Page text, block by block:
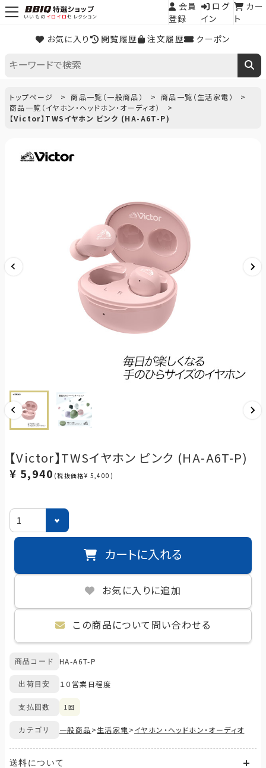
いいものイロイロセレクション
お気に入り 閲覧履歴 注文履歴 クーポン
会員
登録
ログ
イン
カー
ト
トップページ 商品一覧（一般商品）
商品一覧（生活家電）
商品一覧（イヤホン・ヘッドホン・オーディオ）
【Victor】TWSイヤホン ピンク (HA-A6T-P)
【Victor】TWSイヤホン ピンク (HA-A6T-P)
¥ 5,940 (税抜価格¥ 5,400)
カートに入れる
お気に入りに追加
この商品について問い合わせる
商品コード HA-A6T-P
出荷目安 １０営業日程度
支払回数 1回
カテゴリ 一般商品>生活家電>イヤホン・ヘッドホン・オーディオ
送料について